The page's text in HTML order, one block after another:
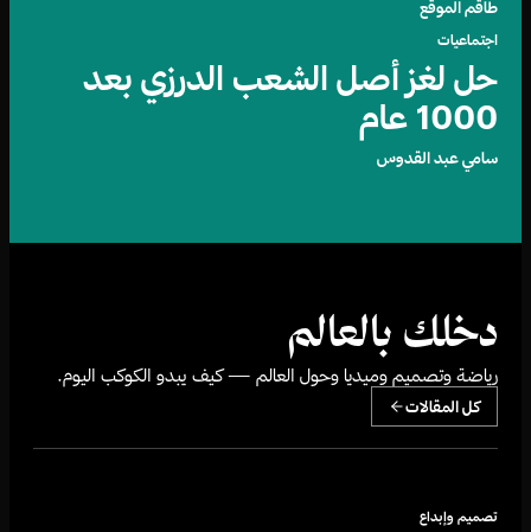
طاقم الموقع
اجتماعيات
حل لغز أصل الشعب الدرزي بعد
1000 عام
سامي عبد القدوس
دخلك بالعالم
رياضة وتصميم وميديا وحول العالم — كيف يبدو الكوكب اليوم.
كل المقالات
تصميم وإبداع